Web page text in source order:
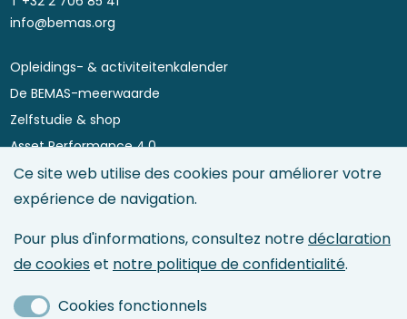
info@bemas.org
Footer
menu
Opleidings- & activiteitenkalender
De BEMAS-meerwaarde
Zelfstudie & shop
Asset Performance 4.0
Maintenance Directory
Maintenance Management
Maintenance & Reliability Engineering
Maintenance 4.0 & IoT
Ce site web utilise des cookies pour améliorer votre
expérience de navigation.
Pour plus d'informations, consultez notre déclaration
de cookies et notre politique de confidentialité.
Cookies fonctionnels